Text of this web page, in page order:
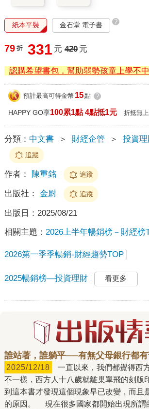
紙本平裝 金石堂 電子書 ?
79 折 331 元 420 元
認購希望書包，幫助弱勢孩童上學不中
預計最高可得金幣 15點 ?
HAPPY GO享100累1點 4點抵1元 折抵無
分類： 中文書 ＞ 財經企管 ＞ 投資
追蹤
作者： 陳重銘 追蹤
出版社： 金尉 追蹤
出版日： 2025/08/21
相關主題： 2026上半年暢銷榜－財經榜
2026第一季季暢銷-財經趨勢TOP
2025暢銷榜—投資理財 看更多
誰站著，誰躺平──有無父母銀行都
2025/12/18
不一樣，西方人十八歲就離巢單飛的刻版
到這本書才發現這個現象早已改變，而且
的原因。 現在很多國家都開始出現所謂的「迴力鏢小孩」